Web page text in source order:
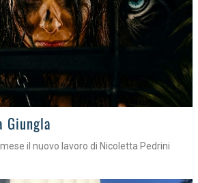
Giungla
il nuovo lavoro di Nicoletta Pedrini